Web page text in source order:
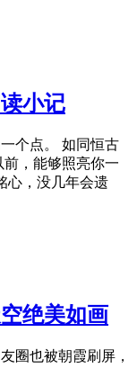
小记
个点。 如同恒古
，能够照亮你一
心，没几年会遗
绝美如画
圈也被朝霞刷屏，